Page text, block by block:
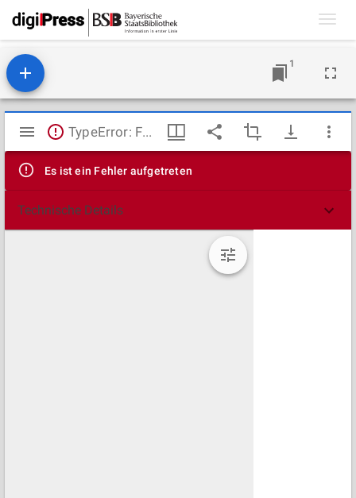
1
Mirador
Viewer
TypeError: Failed to fetch
Es ist ein Fehler aufgetreten
Technische Details